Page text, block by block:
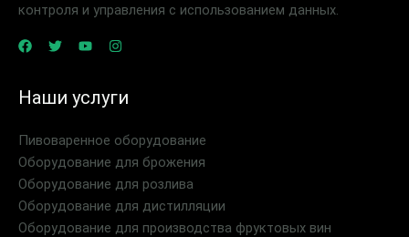
контроля и управления с использованием данных.
Наши услуги
Пивоваренное оборудование
Оборудование для брожения
Оборудование для розлива
Оборудование для дистилляции
Оборудование для производства фруктовых вин